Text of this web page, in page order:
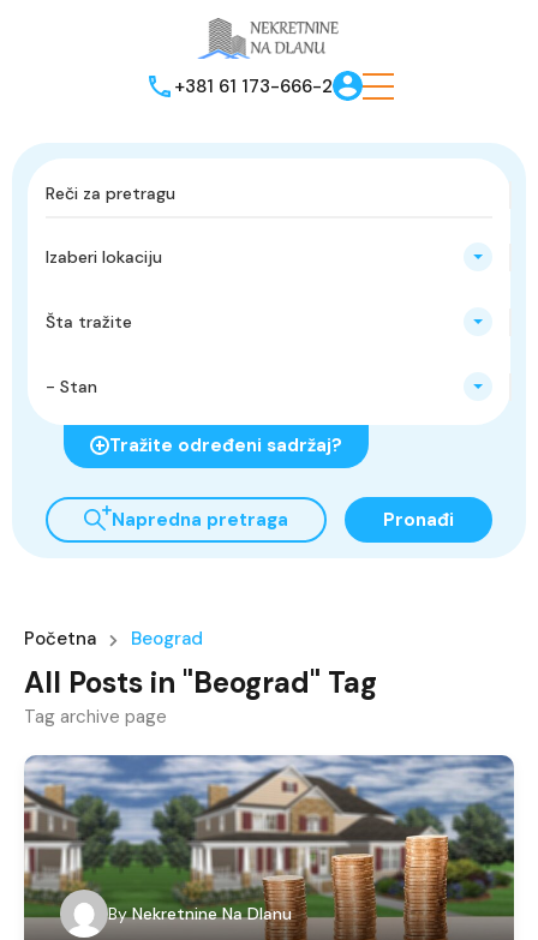
+381 61 173-666-2
Izaberi lokaciju
Šta tražite
- Stan
Tražite određeni sadržaj?
Napredna pretraga Pronađi
Početna Beograd
All Posts in "Beograd" Tag
Tag archive page
By Nekretnine Na Dlanu